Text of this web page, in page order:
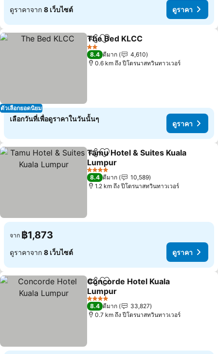
ดูราคาจาก 8 เว็บไซต์ ดูราคา
ตัวเลือกยอดนิยม
แชร์ เพิ่มในรายการโปรด
The Bed KLCC
2 ดาว
8.4 ดีมาก
4,610
0.6 km ถึง ปีโตรนาสทวินทาวเวอร์
เลือกวันที่เพื่อดูราคาในวันนั้นๆ
ดูราคา
แชร์ เพิ่มในรายการโปรด
Tamu Hotel & Suites Kuala
Lumpur
ดูราคา
4 ดาว
8.4 ดีมาก
10,589
1.2 km ถึง ปีโตรนาสทวินทาวเวอร์
จาก ฿1,873
ดูราคาจาก 8 เว็บไซต์ ดูราคา
แชร์ เพิ่มในรายการโปรด
Concorde Hotel Kuala
Lumpur
ดูราคา
4 ดาว
8.4 ดีมาก
33,827
0.7 km ถึง ปีโตรนาสทวินทาวเวอร์